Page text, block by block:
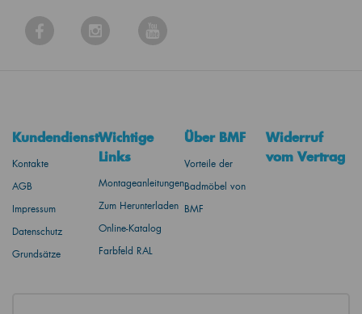
Kundendienst
Kontakte
AGB
Impressum
Datenschutz
Grundsätze
Wichtige
Links
Montageanleitungen
Zum Herunterladen
Online-Katalog
Farbfeld RAL
Über BMF
Vorteile der
Badmöbel von
BMF
Widerruf
vom Vertrag